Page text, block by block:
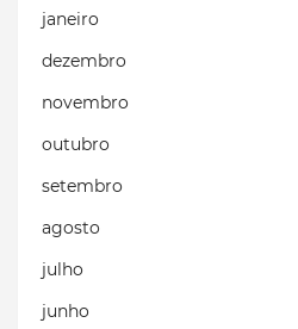
janeiro
dezembro
novembro
outubro
setembro
agosto
julho
junho